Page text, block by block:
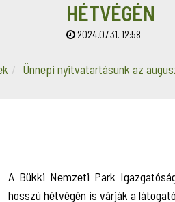
HÉTVÉGÉN
2024.07.31. 12:58
Ünnepi nyitvatartásunk az
A Bükki Nemzeti Park
hosszú hétvégén is várják a